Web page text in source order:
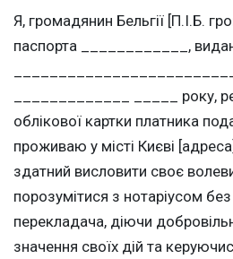
Я, громадянин Бельгії [П.І.Б.
паспорта ____________,
_____________ _____ року,
облікової картки платника
проживаю у місті Києві
здатний висловити своє
порозумітися з нотаріусом
перекладача, діючи
значення своїх дій та